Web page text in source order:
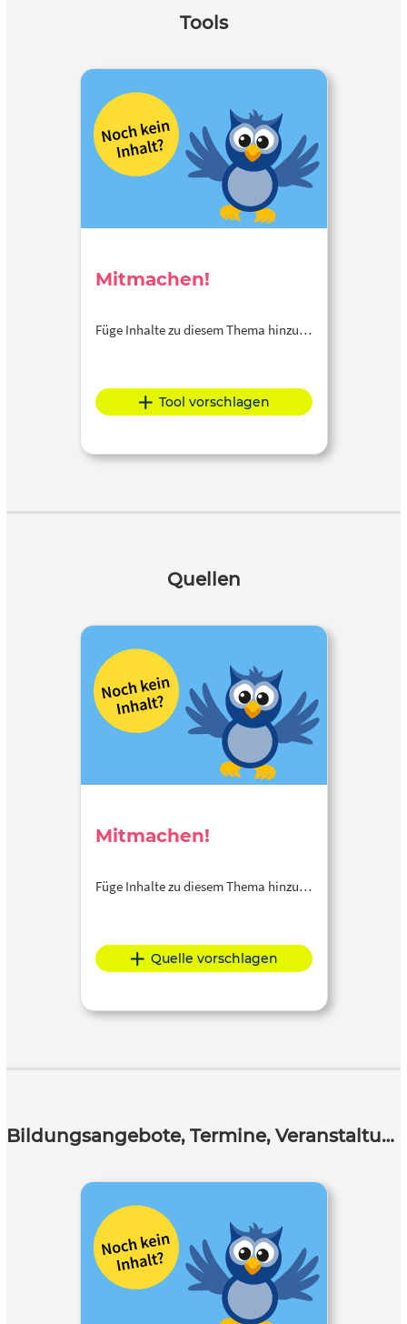
Tools
Mitmachen!
Füge Inhalte zu diesem Thema hinzu…
Tool vorschlagen
Quellen
Mitmachen!
Füge Inhalte zu diesem Thema hinzu…
Quelle vorschlagen
Bildungsangebote, Termine, Veranstaltungen